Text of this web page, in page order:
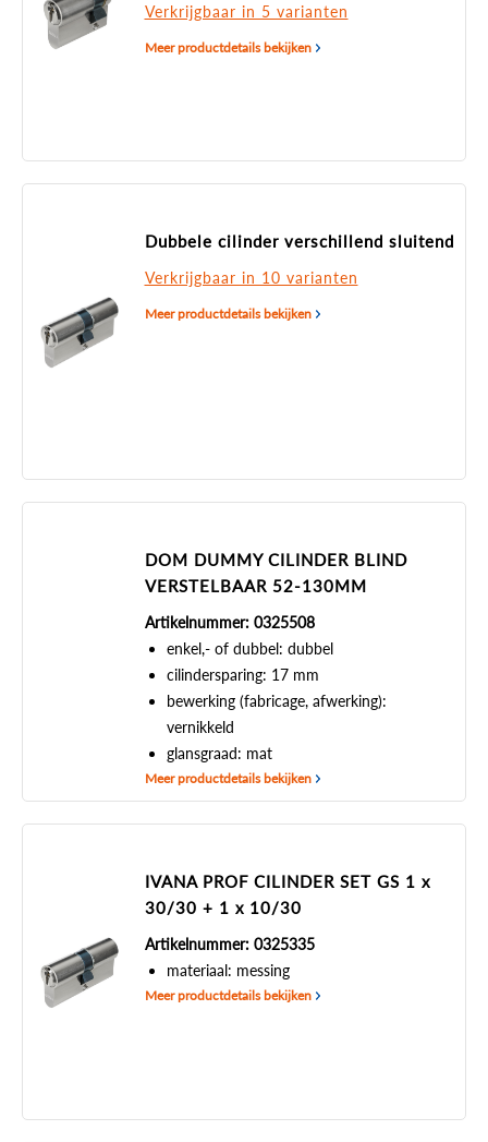
Verkrijgbaar in 5 varianten
Meer productdetails bekijken
Dubbele cilinder verschillend sluitend
Verkrijgbaar in 10 varianten
Meer productdetails bekijken
DOM DUMMY CILINDER BLIND
VERSTELBAAR 52-130MM
Artikelnummer: 0325508
enkel,- of dubbel: dubbel
cilindersparing: 17 mm
bewerking (fabricage, afwerking):
vernikkeld
glansgraad: mat
Meer productdetails bekijken
IVANA PROF CILINDER SET GS 1 x
30/30 + 1 x 10/30
Artikelnummer: 0325335
materiaal: messing
Meer productdetails bekijken